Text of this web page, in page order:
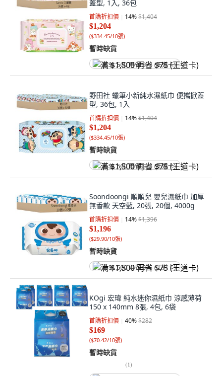
蓋型, 1入, 36包
首購折扣價 14%$1,404
$1,204
($334.45/10張)
暫時缺貨
满 $1,500 再省 $75 (王道卡)
野田社 蠟筆小新純水濕紙巾 便攜掀蓋
型, 36包, 1入
首購折扣價 14%$1,404
$1,204
($334.45/10張)
暫時缺貨
满 $1,500 再省 $75 (王道卡)
Soondoongi 順順兒 嬰兒濕紙巾 加厚
無香款 天空藍, 20張, 20個, 4000g
首購折扣價 14%$1,396
$1,196
($29.90/10張)
暫時缺貨
满 $1,500 再省 $75 (王道卡)
KOgi 宏瑋 純水迷你濕紙巾 涼感薄荷
150 x 140mm 8張, 4包, 6袋
首購折扣價 40%$282
$169
($70.42/10張)
暫時缺貨
(1)